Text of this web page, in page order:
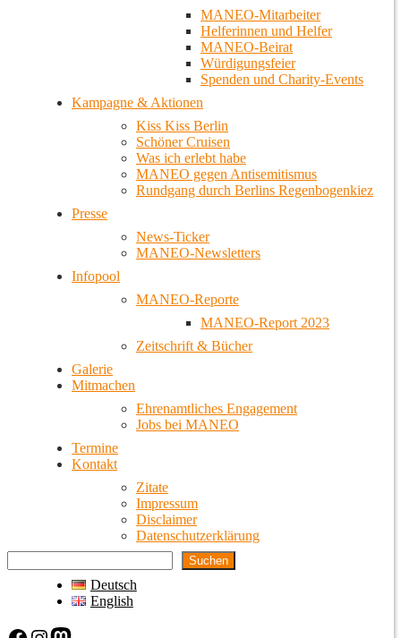
MANEO-Mitarbeiter
Helferinnen und Helfer
MANEO-Beirat
Würdigungsfeier
Spenden und Charity-Events
Kampagne & Aktionen
Kiss Kiss Berlin
Schöner Cruisen
Was ich erlebt habe
MANEO gegen Antisemitismus
Rundgang durch Berlins Regenbogenkiez
Presse
News-Ticker
MANEO-Newsletters
Infopool
MANEO-Reporte
MANEO-Report 2023
Zeitschrift & Bücher
Galerie
Mitmachen
Ehrenamtliches Engagement
Jobs bei MANEO
Termine
Kontakt
Zitate
Impressum
Disclaimer
Datenschutzerklärung
Suchen
Deutsch
English